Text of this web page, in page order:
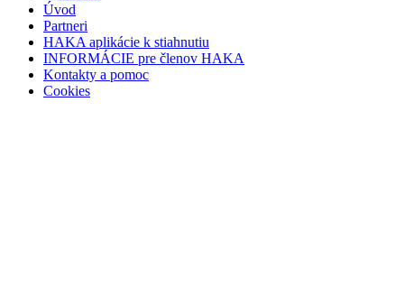
Úvod
Partneri
HAKA aplikácie k stiahnutiu
INFORMÁCIE pre členov HAKA
Kontakty a pomoc
Cookies